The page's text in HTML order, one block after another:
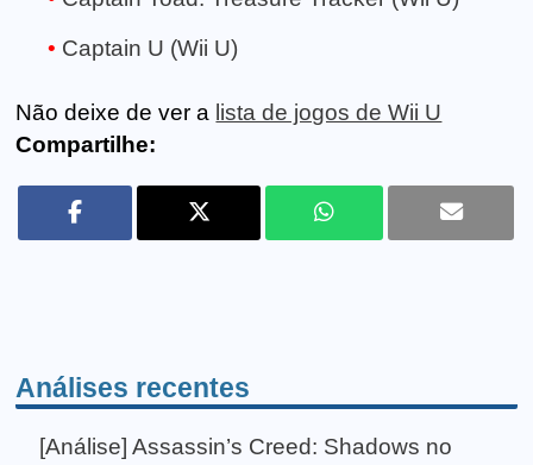
Captain U (Wii U)
Não deixe de ver a lista de jogos de Wii U
Compartilhe:
Análises recentes
[Análise] Assassin’s Creed: Shadows no